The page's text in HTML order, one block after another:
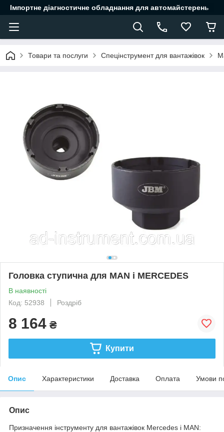
Імпортне діагностичне обладнання для автомайстерень
Товари та послуги Спецінструмент для вантажівок
Головка ступична для MAN і MERCEDES
В наявності
Код: 52938
Роздріб
8 164 ₴
Купити
Опис Характеристики Доставка Оплата Умови
Опис
Призначення інструменту для вантажівок Mercedes і MAN: